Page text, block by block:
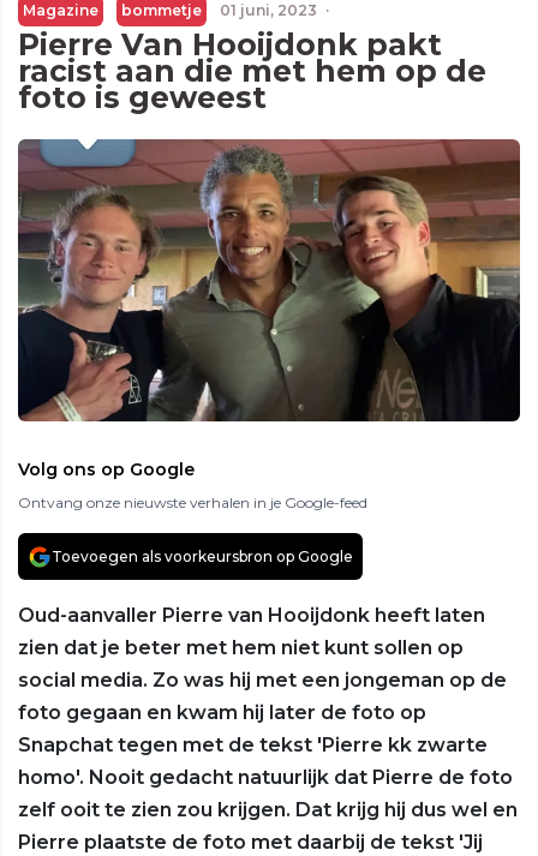
Magazine bommetje 01 juni, 2023 ·
Pierre Van Hooijdonk pakt
racist aan die met hem op de
foto is geweest
Volg ons op Google
Ontvang onze nieuwste verhalen in je Google-feed
Toevoegen als voorkeursbron op Google
Oud-aanvaller Pierre van Hooijdonk heeft laten
zien dat je beter met hem niet kunt sollen op
social media. Zo was hij met een jongeman op de
foto gegaan en kwam hij later de foto op
Snapchat tegen met de tekst 'Pierre kk zwarte
homo'. Nooit gedacht natuurlijk dat Pierre de foto
zelf ooit te zien zou krijgen. Dat krijg hij dus wel en
Pierre plaatste de foto met daarbij de tekst 'Jij